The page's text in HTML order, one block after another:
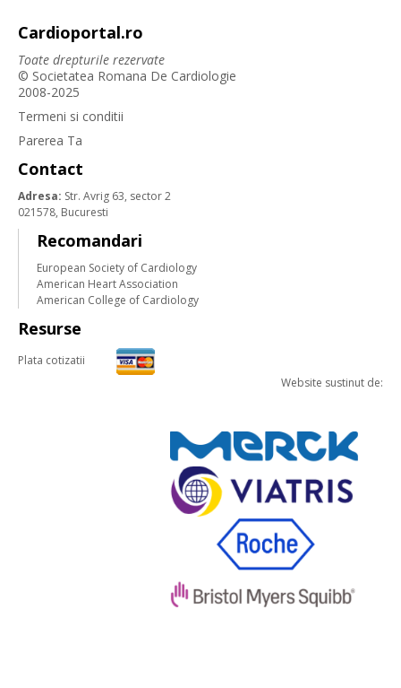
Cardioportal.ro
Toate drepturile rezervate
© Societatea Romana De Cardiologie
2008-2025
Termeni si conditii
Parerea Ta
Contact
Adresa: Str. Avrig 63, sector 2
021578, Bucuresti
Recomandari
European Society of Cardiology
American Heart Association
American College of Cardiology
Resurse
Plata cotizatii
Website sustinut de: